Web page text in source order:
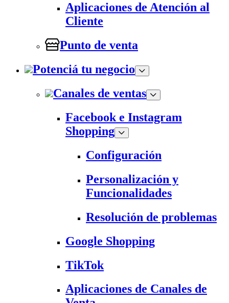
Aplicaciones de Atención al
Cliente
Punto de venta
Potenciá tu negocio
Canales de ventas
Facebook e Instagram
Shopping
Configuración
Personalización y
Funcionalidades
Resolución de problemas
Google Shopping
TikTok
Aplicaciones de Canales de